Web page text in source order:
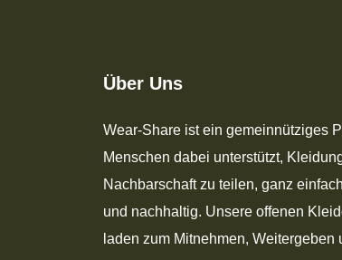
Über Uns
Wear-Share ist ein gemeinnütziges
Menschen dabei unterstützt,
Nachbarschaft zu teilen, ganz
und nachhaltig. Unsere offenen
laden zum Mitnehmen, Weitergeben